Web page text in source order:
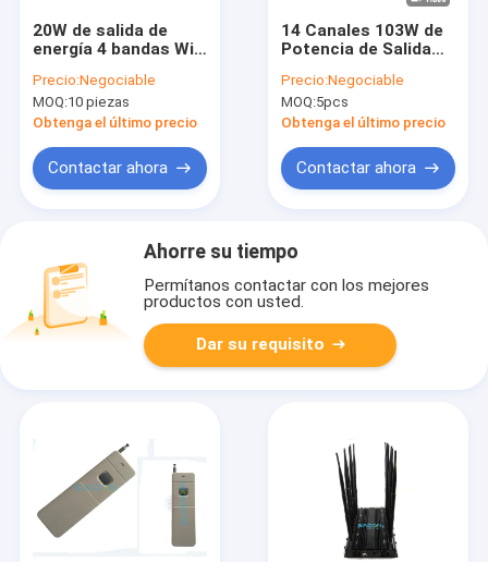
20W de salida de
energía 4 bandas Wi-
con 50m de rango de
interferencia
Precio:Negociable
MOQ:10 piezas
Obtenga el último precio
Contactar ahora
14 Canales 103W de
Potencia de Salida
de Teléfono Móvil
con un Alcance de
Hasta 80m
Inalámbrica
Precio:Negociable
MOQ:5pcs
Obtenga el último precio
Contactar ahora
Ahorre su tiempo
Permítanos contactar con los mejores
productos con usted.
Dar su requisito